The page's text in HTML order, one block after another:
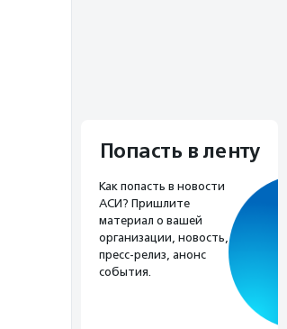
Попасть в ленту
Как попасть в новости
АСИ? Пришлите
материал о вашей
организации, новость,
пресс-релиз, анонс
события.